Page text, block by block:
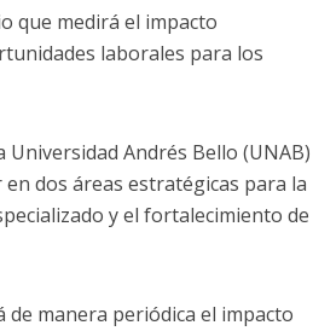
que medirá el impacto
laborales para los
Universidad Andrés Bello (UNAB)
dos áreas estratégicas para la
y el fortalecimiento de
manera periódica el impacto